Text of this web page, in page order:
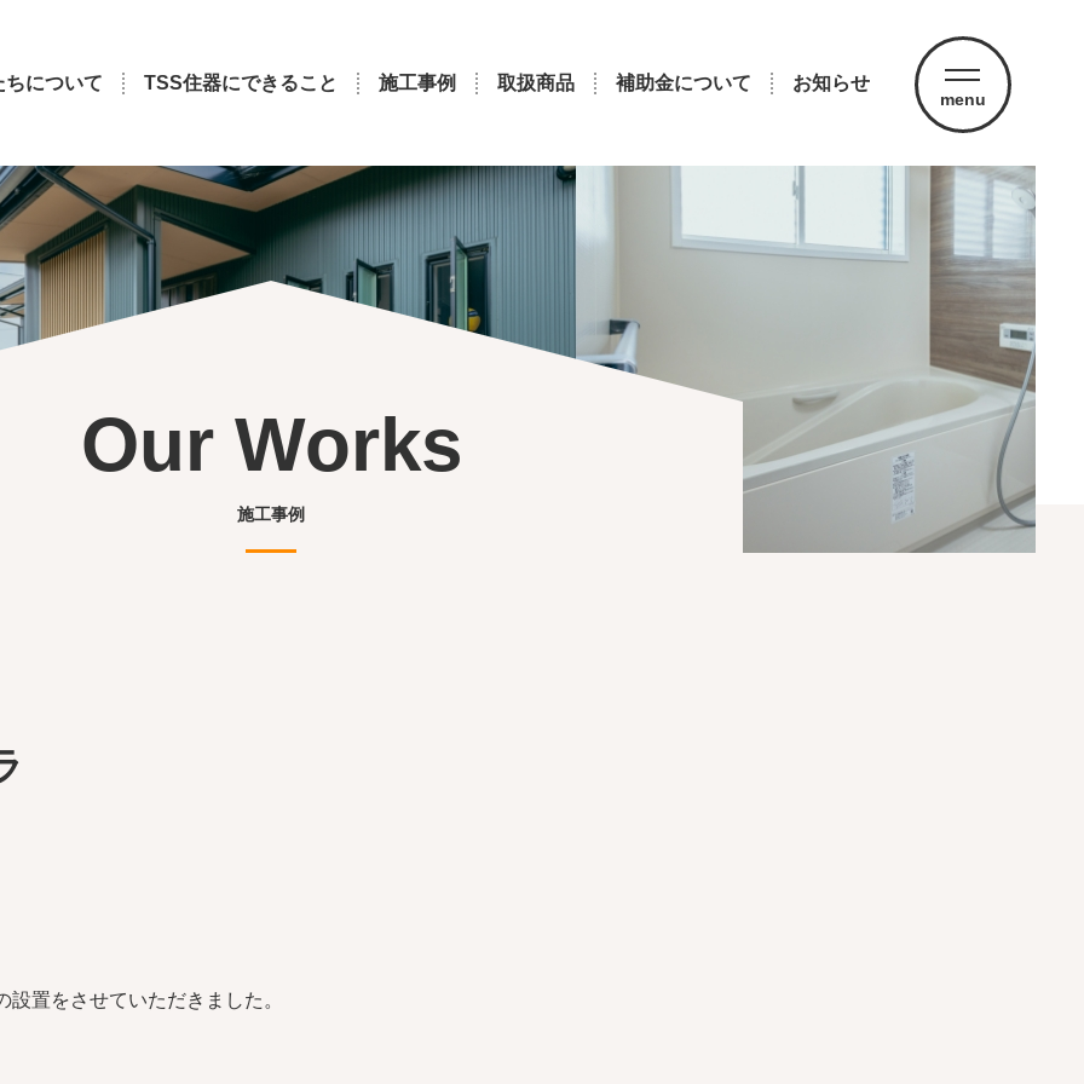
ちについて TSS住器にできること 施工事例 取扱商品 補助金について お知らせ
menu
Our Works
施工事例
置をさせていただきました。